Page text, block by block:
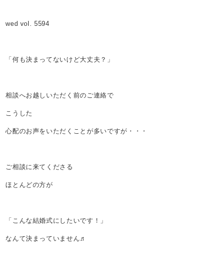
wed vol. 5594
「何も決まってないけど大丈夫？」
相談へお越しいただく前のご連絡で
こうした
心配のお声をいただくことが多いですが・・・
ご相談に来てくださる
ほとんどの方が
「こんな結婚式にしたいです！」
なんて決まっていません♬